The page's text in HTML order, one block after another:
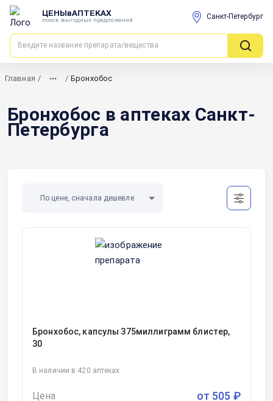
ЦЕНЫвАПТЕКАХ
поиск выгодных предложений Санкт-Петербург
Главная / / Бронхобос
Бронхобос в аптеках Санкт-
Петербурга
По цене, сначала дешевле
Бронхобос, капсулы 375миллиграмм блистер,
30
В наличии в 420 аптеках
Цена от 505 ₽